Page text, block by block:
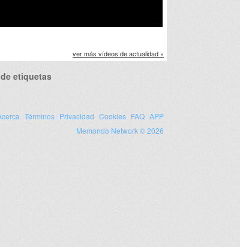
ver más vídeos de actualidad »
etiquetas
Términos Privacidad Cookies FAQ APP
Memondo Network © 2026